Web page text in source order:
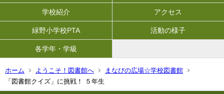
学校紹介 アクセス
緑野小学校PTA 活動の様子
各学年・学級
ホーム ようこそ！図書館へ
まなびの広場☆学校図書館
「図書館クイズ」に挑戦！ ５年生